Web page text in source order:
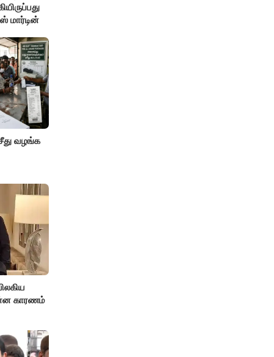
மார்டின்
வழங்க
காரணம்